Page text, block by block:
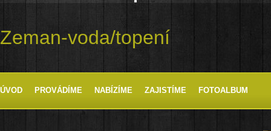
Zeman-voda/topení
ÚVOD PROVÁDÍME NABÍZÍME ZAJISTÍME FOTOALBUM